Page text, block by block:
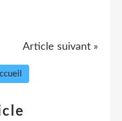
Article suivant »